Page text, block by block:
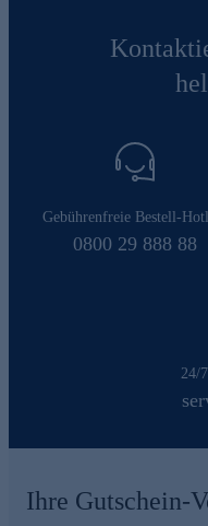
Gebührenfreie Bestell-
0800 29 888 88
24/
Ihre Gutschein-